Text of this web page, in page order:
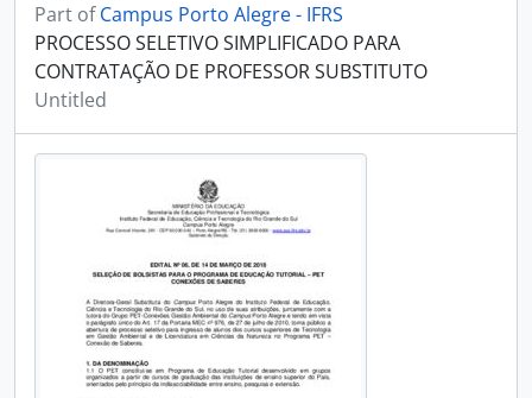
Part ofCampus Porto Alegre - IFRS
PROCESSO SELETIVO SIMPLIFICADO PARA
CONTRATAÇÃO DE PROFESSOR SUBSTITUTO
Untitled